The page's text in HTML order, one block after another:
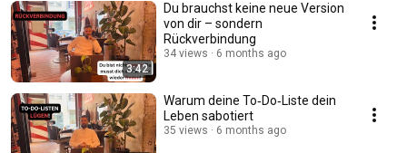
3:42
Du brauchst keine neue Version
von dir – sondern
Rückverbindung
34 views 6 months ago
Warum deine To‑Do‑Liste dein
Leben sabotiert
35 views 6 months ago